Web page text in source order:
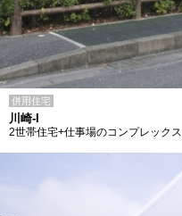
併用住宅
川崎-I
2世帯住宅+仕事場のコンプレックス